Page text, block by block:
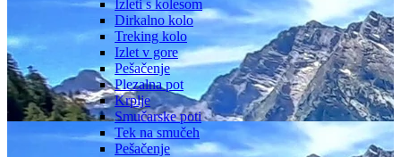
Izleti s kolesom
Dirkalno kolo
Treking kolo
Izlet v gore
Pešačenje
Plezalna pot
Krplje
Smučarske poti
Tek na smučeh
Pešačenje